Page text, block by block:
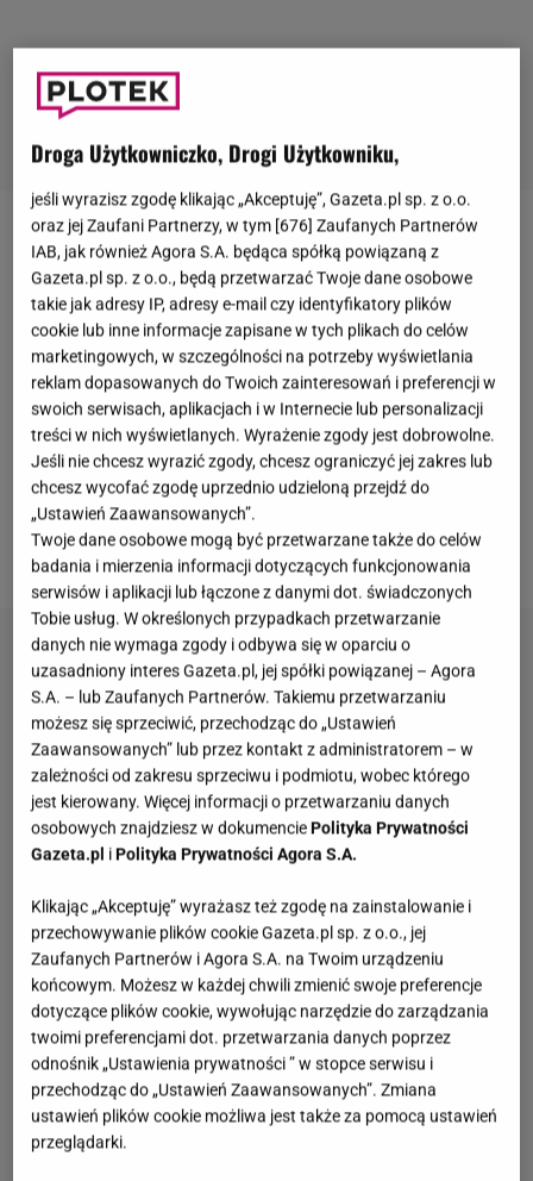
Sarah Fergusonzostała żonąksięcia Andrzeja
1986 roku. Niestety,małżeństwonie przetrwało
próby czasu. Już dziesięć lat później doszło do
głośnego rozwodu w atmosferze ogromnego
skandalu. Choć Sarah Ferguson oficjalnie nie należy
już dobrytyjskiej rodziny królewskiej, to podjęto
decyzję o tym, by dalej mogła się posługiwać
książęcym tytułem: księżnej Yorku. Oprócz tego
kobieta stale zamieszkuje wraz z byłym mężem.
Teraz stanęła w jego obronie.
Droga Użytkowniczko, Drogi Użytkowniku,
jeśli wyrazisz zgodę klikając „Akceptuję”, Gazeta.pl sp. z o.o.
oraz jej Zaufani Partnerzy, w tym [676] Zaufanych Partnerów
IAB, jak również Agora S.A. będąca spółką powiązaną z
Gazeta.pl sp. z o.o., będą przetwarzać Twoje dane osobowe
takie jak adresy IP, adresy e-mail czy identyfikatory plików
cookie lub inne informacje zapisane w tych plikach do celów
marketingowych, w szczególności na potrzeby wyświetlania
reklam dopasowanych do Twoich zainteresowań i preferencji w
swoich serwisach, aplikacjach i w Internecie lub personalizacji
treści w nich wyświetlanych. Wyrażenie zgody jest dobrowolne.
Jeśli nie chcesz wyrazić zgody, chcesz ograniczyć jej zakres lub
chcesz wycofać zgodę uprzednio udzieloną przejdź do
„Ustawień Zaawansowanych”.
Twoje dane osobowe mogą być przetwarzane także do celów
badania i mierzenia informacji dotyczących funkcjonowania
serwisów i aplikacji lub łączone z danymi dot. świadczonych
Tobie usług. W określonych przypadkach przetwarzanie
danych nie wymaga zgody i odbywa się w oparciu o
uzasadniony interes Gazeta.pl, jej spółki powiązanej – Agora
S.A. – lub Zaufanych Partnerów. Takiemu przetwarzaniu
możesz się sprzeciwić, przechodząc do „Ustawień
Zaawansowanych” lub przez kontakt z administratorem – w
zależności od zakresu sprzeciwu i podmiotu, wobec którego
jest kierowany. Więcej informacji o przetwarzaniu danych
osobowych znajdziesz w dokumenciePolityka Prywatności
Gazeta.pl iPolityka Prywatności Agora S.A.
Klikając „Akceptuję” wyrażasz też zgodę na zainstalowanie i
przechowywanie plików cookie Gazeta.pl sp. z o.o., jej
Zaufanych Partnerów i Agora S.A. na Twoim urządzeniu
końcowym. Możesz w każdej chwili zmienić swoje preferencje
dotyczące plików cookie, wywołując narzędzie do zarządzania
twoimi preferencjami dot. przetwarzania danych poprzez
odnośnik „Ustawienia prywatności ” w stopce serwisu i
przechodząc do „Ustawień Zaawansowanych”. Zmiana
ustawień plików cookie możliwa jest także za pomocą ustawień
przeglądarki.